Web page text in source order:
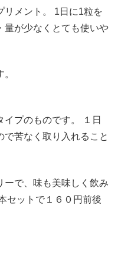
リメント。 1日に1粒を
量が少なくとても使いや
プのものです。 １日
苦なく取り入れること
ーで、味も美味しく飲み
セットで１６０円前後